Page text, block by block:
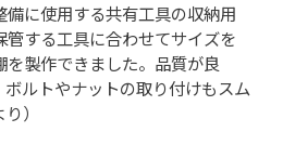
備に使用する共有工具の収納用
管する工具に合わせてサイズを
製作できました。品質が良
ボルトやナットの取り付けもスム
）